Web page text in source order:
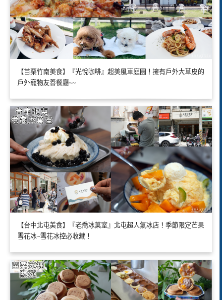
【苗栗竹南美食】『光悅咖啡』超美風車庭園！擁有戶外大草皮的
戶外寵物友善餐廳~~
【台中北屯美食】『老喬冰菓室』北屯超人氣冰店！季節限定芒果
雪花冰~雪花冰控必收藏！